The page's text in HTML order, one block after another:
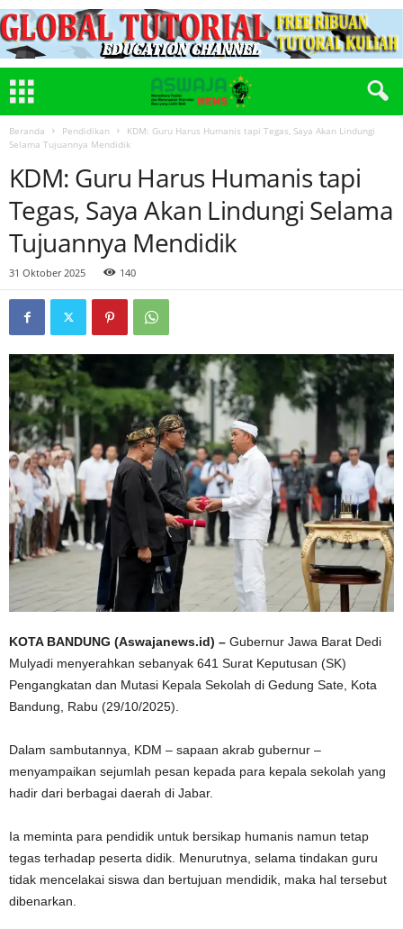
Beranda Pendidikan
KDM: Guru Harus Humanis tapi Tegas, Saya Akan Lindungi
Selama Tujuannya Mendidik
KDM: Guru Harus Humanis tapi
Tegas, Saya Akan Lindungi Selama
Tujuannya Mendidik
31 Oktober 2025 140
KOTA BANDUNG (Aswajanews.id) – Gubernur Jawa Barat Dedi
Mulyadi menyerahkan sebanyak 641 Surat Keputusan (SK)
Pengangkatan dan Mutasi Kepala Sekolah di Gedung Sate, Kota
Bandung, Rabu (29/10/2025).
Dalam sambutannya, KDM – sapaan akrab gubernur –
menyampaikan sejumlah pesan kepada para kepala sekolah yang
hadir dari berbagai daerah di Jabar.
Ia meminta para pendidik untuk bersikap humanis namun tetap
tegas terhadap peserta didik. Menurutnya, selama tindakan guru
tidak mencelakai siswa dan bertujuan mendidik, maka hal tersebut
dibenarkan.